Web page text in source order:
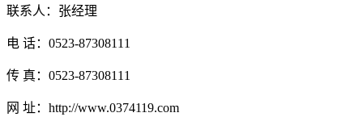
联系人：张经理
电 话：0523-87308111
传 真：0523-87308111
网 址：http://www.0374119.com